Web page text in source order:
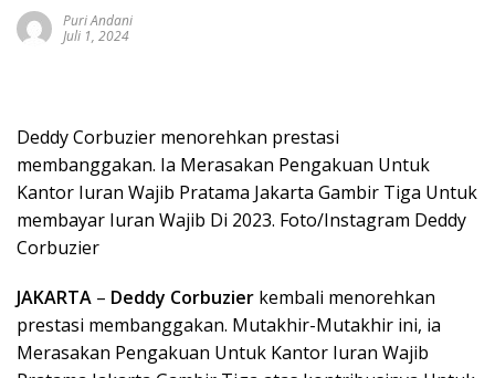
Puri Andani
Juli 1, 2024
Deddy Corbuzier menorehkan prestasi
membanggakan. Ia Merasakan Pengakuan Untuk
Kantor Iuran Wajib Pratama Jakarta Gambir Tiga Untuk
membayar Iuran Wajib Di 2023. Foto/Instagram Deddy
Corbuzier
JAKARTA – Deddy Corbuzier kembali menorehkan
prestasi membanggakan. Mutakhir-Mutakhir ini, ia
Merasakan Pengakuan Untuk Kantor Iuran Wajib